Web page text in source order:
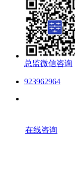
总监微信咨询
923962964
在线咨询